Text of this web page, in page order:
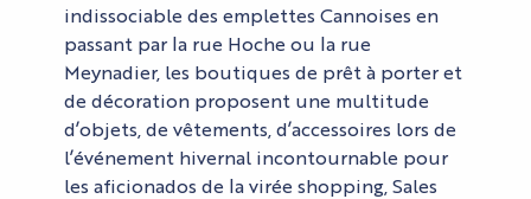
indissociable des emplettes Cannoises en
passant par la rue Hoche ou la rue
Meynadier, les boutiques de prêt à porter et
de décoration proposent une multitude
d’objets, de vêtements, d’accessoires lors de
l’événement hivernal incontournable pour
les aficionados de la virée shopping, Sales